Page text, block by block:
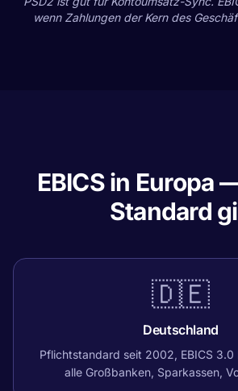
wenn Zahlungen der Kern des
EBICS in Europa
Standard
🇩🇪
Deutschland
Pflichtstandard seit 2002, EBICS
alle Großbanken, Sparkassen,